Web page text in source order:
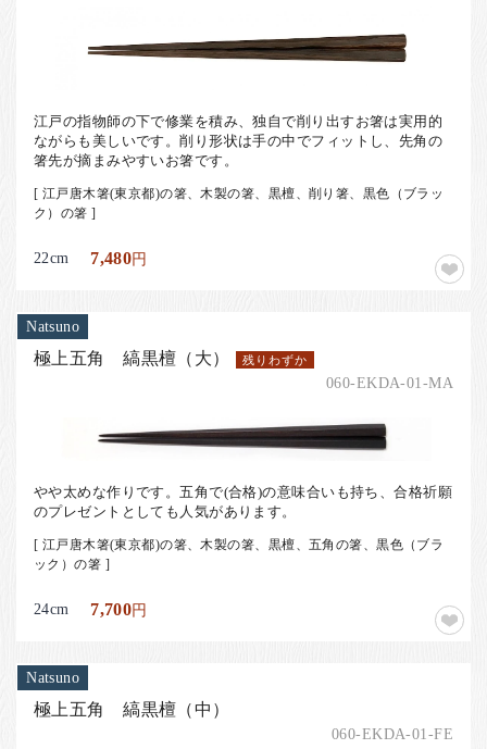
江戸の指物師の下で修業を積み、独自で削り出すお箸は実用的
ながらも美しいです。削り形状は手の中でフィットし、先角の
箸先が摘まみやすいお箸です。
[ 江戸唐木箸(東京都)の箸、木製の箸、黒檀、削り箸、黒色（ブラッ
ク）の箸 ]
22cm 7,480円
Natsuno
極上五角 縞黒檀（大） 残りわずか
060-EKDA-01-MA
​やや太めな作りです。五角で(合格)の意味合いも持ち、合格祈願
のプレゼントとしても人気があります。
[ 江戸唐木箸(東京都)の箸、木製の箸、黒檀、五角の箸、黒色（ブラ
ック）の箸 ]
24cm 7,700円
Natsuno
極上五角 縞黒檀（中）
060-EKDA-01-FE